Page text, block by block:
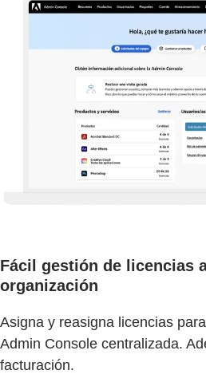
Fácil gestión de licencias
organización
Asigna y reasigna licencias
Admin Console centralizada.
facturación.